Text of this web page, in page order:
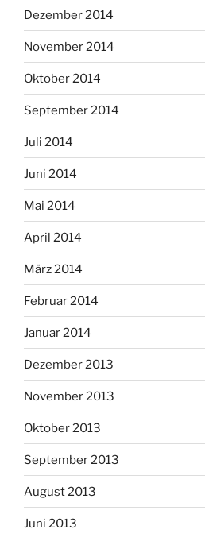
Dezember 2014
November 2014
Oktober 2014
September 2014
Juli 2014
Juni 2014
Mai 2014
April 2014
März 2014
Februar 2014
Januar 2014
Dezember 2013
November 2013
Oktober 2013
September 2013
August 2013
Juni 2013